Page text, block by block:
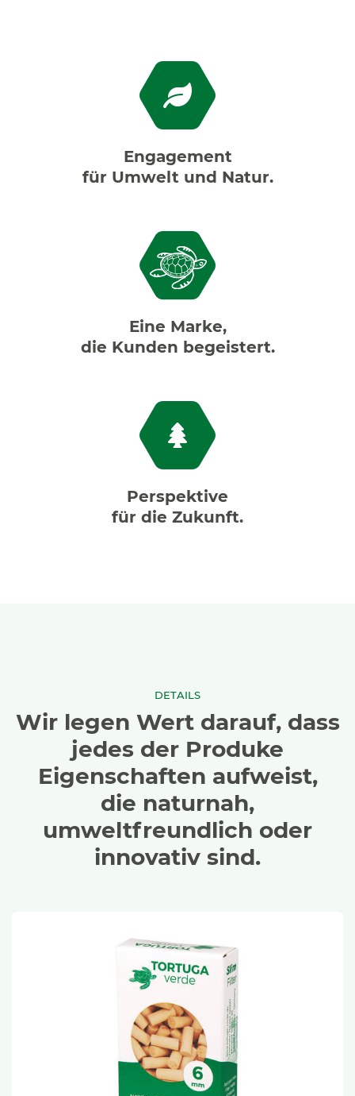
Engagement
für Umwelt und Natur.
Eine Marke,
die Kunden begeistert.
Perspektive
für die Zukunft.
DETAILS
Wir legen Wert darauf, dass
jedes der Produke
Eigenschaften aufweist,
die naturnah,
umweltfreundlich oder
innovativ sind.